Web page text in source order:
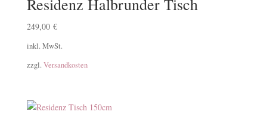
249,00 €
inkl. MwSt.
zzgl. Versandkosten